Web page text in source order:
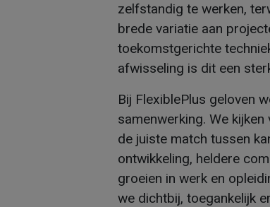
zelfstandig te werken,
brede variatie aan
toekomstgerichte
afwisseling is dit een
Bij FlexiblePlus geloven
samenwerking. We kijken
de juiste match tussen
ontwikkeling, heldere
groeien in werk en
we dichtbij, toegankelijk